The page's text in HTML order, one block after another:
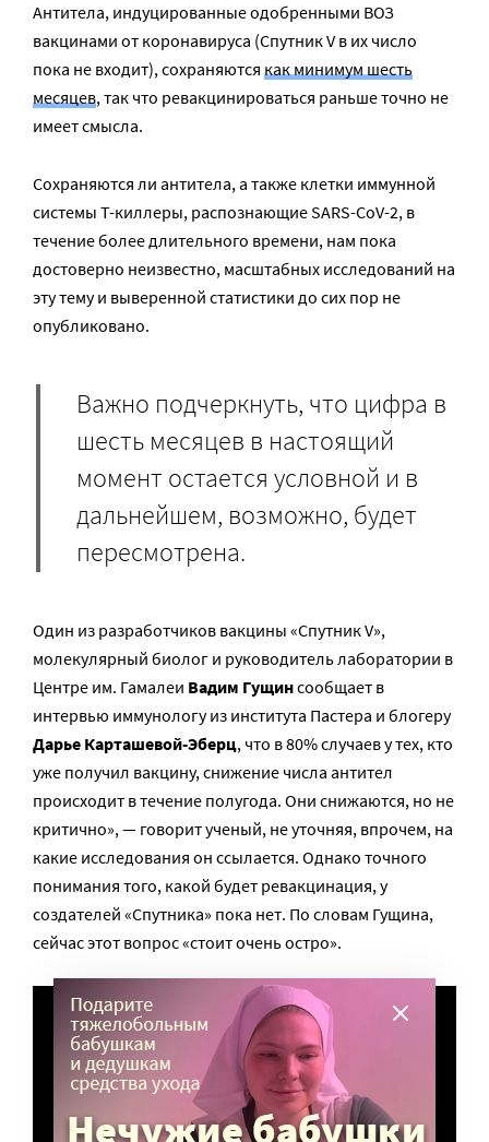
Антитела, индуцированные одобренными ВОЗ
вакцинами от коронавируса (Спутник V в их число
пока не входит), сохраняются как минимум шесть
месяцев, так что ревакцинироваться раньше точно не
имеет смысла.
Сохраняются ли антитела, а также клетки иммунной
системы Т-киллеры, распознающие SARS-CoV-2, в
течение более длительного времени, нам пока
достоверно неизвестно, масштабных исследований на
эту тему и выверенной статистики до сих пор не
опубликовано.
Важно подчеркнуть, что цифра в
шесть месяцев в настоящий
момент остается условной и в
дальнейшем, возможно, будет
пересмотрена.
Один из разработчиков вакцины «Спутник V»,
молекулярный биолог и руководитель лаборатории в
Центре им. Гамалеи Вадим Гущинсообщает в
интервью иммунологу из института Пастера и блогеру
Дарье Карташевой-Эберц, что в 80% случаев у тех, кто
уже получил вакцину, снижение числа антител
происходит в течение полугода. Они снижаются, но не
критично», — говорит ученый, не уточняя, впрочем, на
какие исследования он ссылается. Однако точного
понимания того, какой будет ревакцинация, у
создателей «Спутника» пока нет. По словам Гущина,
сейчас этот вопрос «стоит очень остро».